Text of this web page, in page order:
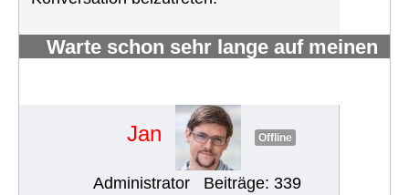
Warte schon sehr lange auf meinen
Jan Offline
Administrator Beiträge: 339